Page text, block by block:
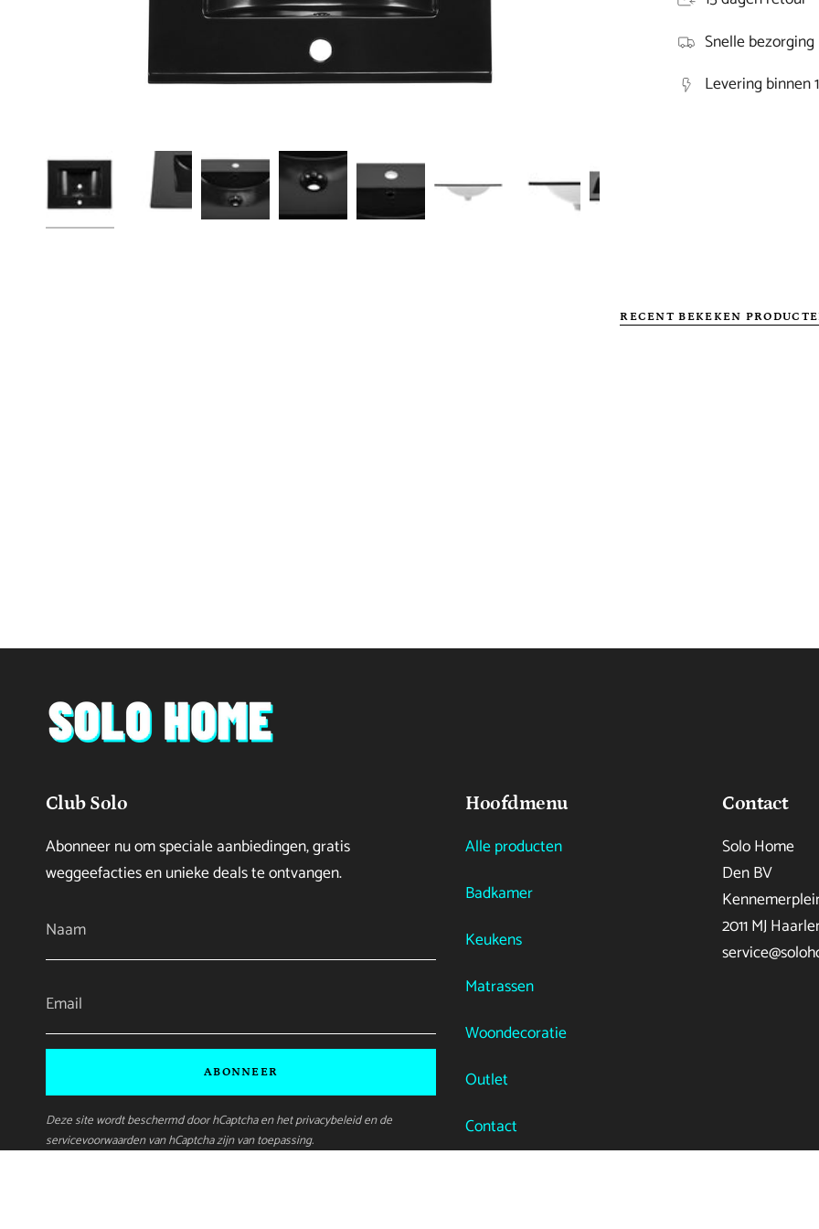
Snelle bezorging
Levering binnen
RECENT BEKEKEN
Club Solo
Abonneer nu om speciale aanbiedingen, gratis
weggeefacties en unieke deals te ontvangen.
ABONNEER
Deze site wordt beschermd door hCaptcha en hetprivacybeleiden de
servicevoorwaardenvan hCaptcha zijn van toepassing.
Hoofdmenu
Alle producten
Badkamer
Keukens
Matrassen
Woondecoratie
Outlet
Contact
Contact
Solo Home
Den BV
2011 MJ